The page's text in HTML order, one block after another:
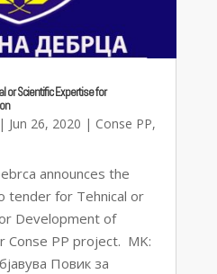
or Scientific Expertise for
| Jun 26, 2020 | Conse PP,
announces the
tender for Tehnical or
Development of
Conse PP project. MK:
Повик за